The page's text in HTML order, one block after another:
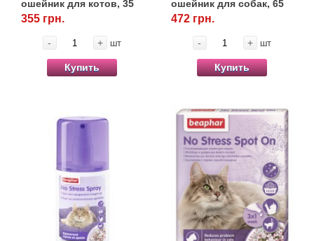
ошейник для котов, 35
см
355 грн.
- + шт
Купить
ошейник для собак, 65
см
472 грн.
- + шт
Купить